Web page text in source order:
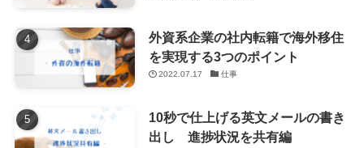
外資系企業の社内転籍で海外移住
を実現する3つのポイント
2022.07.17 仕事
10秒で仕上げる英文メールの書き
出し 進捗状況を共有編